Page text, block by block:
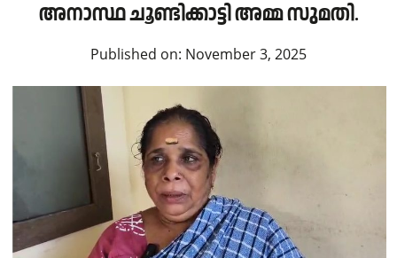
അനാസ്ഥ ചൂണ്ടിക്കാട്ടി അമ്മ സുമതി.
Published on: November 3, 2025